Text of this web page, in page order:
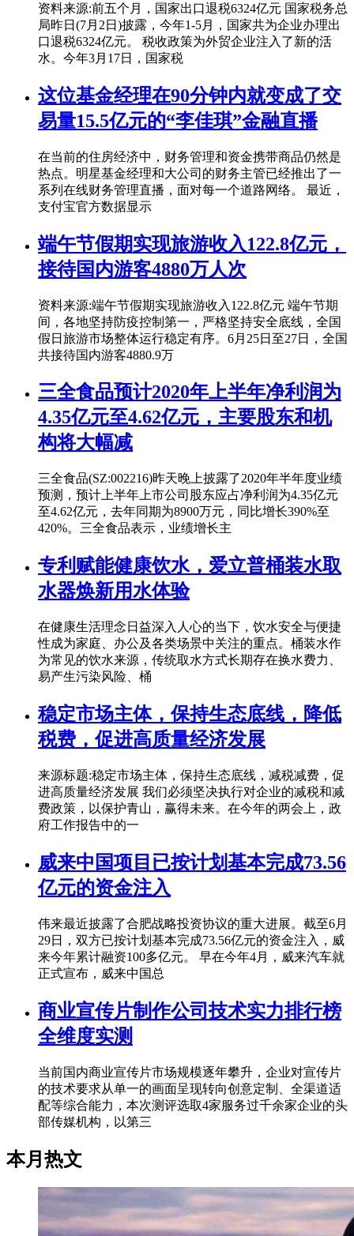
资料来源:前五个月，国家出口退税6324亿元 国家税务总
局昨日(7月2日)披露，今年1-5月，国家共为企业办理出
口退税6324亿元。 税收政策为外贸企业注入了新的活
水。今年3月17日，国家税
这位基金经理在90分钟内就变成了交
易量15.5亿元的“李佳琪”金融直播
在当前的住房经济中，财务管理和资金携带商品仍然是
热点。明星基金经理和大公司的财务主管已经推出了一
系列在线财务管理直播，面对每一个道路网络。 最近，
支付宝官方数据显示
端午节假期实现旅游收入122.8亿元，
接待国内游客4880万人次
资料来源:端午节假期实现旅游收入122.8亿元 端午节期
间，各地坚持防疫控制第一，严格坚持安全底线，全国
假日旅游市场整体运行稳定有序。6月25日至27日，全国
共接待国内游客4880.9万
三全食品预计2020年上半年净利润为
4.35亿元至4.62亿元，主要股东和机
构将大幅减
三全食品(SZ:002216)昨天晚上披露了2020年半年度业绩
预测，预计上半年上市公司股东应占净利润为4.35亿元
至4.62亿元，去年同期为8900万元，同比增长390%至
420%。三全食品表示，业绩增长主
专利赋能健康饮水，爱立普桶装水取
水器焕新用水体验
在健康生活理念日益深入人心的当下，饮水安全与便捷
性成为家庭、办公及各类场景中关注的重点。桶装水作
为常见的饮水来源，传统取水方式长期存在换水费力、
易产生污染风险、桶
稳定市场主体，保持生态底线，降低
税费，促进高质量经济发展
来源标题:稳定市场主体，保持生态底线，减税减费，促
进高质量经济发展 我们必须坚决执行对企业的减税和减
费政策，以保护青山，赢得未来。在今年的两会上，政
府工作报告中的一
威来中国项目已按计划基本完成73.56
亿元的资金注入
伟来最近披露了合肥战略投资协议的重大进展。截至6月
29日，双方已按计划基本完成73.56亿元的资金注入，威
来今年累计融资100多亿元。 早在今年4月，威来汽车就
正式宣布，威来中国总
商业宣传片制作公司技术实力排行榜
全维度实测
当前国内商业宣传片市场规模逐年攀升，企业对宣传片
的技术要求从单一的画面呈现转向创意定制、全渠道适
配等综合能力，本次测评选取4家服务过千余家企业的头
部传媒机构，以第三
本月热文